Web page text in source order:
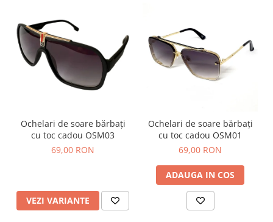
Ochelari de soare bărbați
cu toc cadou OSM03
69,00 RON
VEZI VARIANTE
Ochelari de soare bărbați
cu toc cadou OSM01
69,00 RON
ADAUGA IN COS